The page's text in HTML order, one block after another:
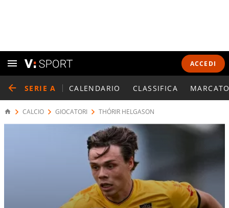
ACCEDI
SERIE A CALENDARIO CLASSIFICA
CALCIO GIOCATORI THÓRIR HELGASON